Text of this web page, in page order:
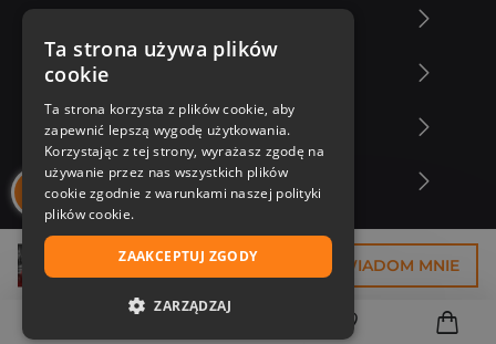
29,93 zł POWIADOM MNIE
Zakupy u nas
Nasza oferta
Nasi autorzy
Ta strona używa plików
cookie
Ta strona korzysta z plików cookie, aby
zapewnić lepszą wygodę użytkowania.
Korzystając z tej strony, wyrażasz zgodę na
używanie przez nas wszystkich plików
cookie zgodnie z warunkami naszej polityki
plików cookie.
ZAAKCEPTUJ ZGODY
ZARZĄDZAJ